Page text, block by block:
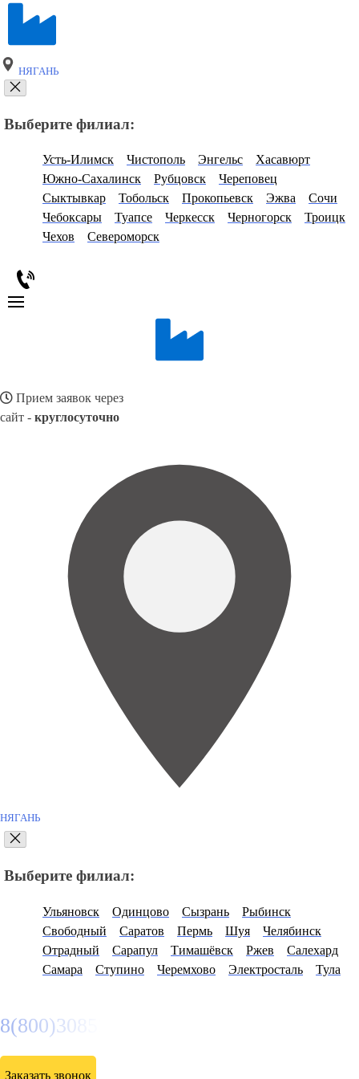
НЯГАНЬ
Выберите филиал:
Усть-Илимск Чистополь Энгельс
Хасавюрт
Южно-Сахалинск
Рубцовск
Череповец
Сыктывкар
Тобольск Прокопьевск Эжва
Сочи
Чебоксары
Туапсе Черкесск Черногорск
Троицк
Чехов
Североморск
Прием заявок через
сайт - круглосуточно
НЯГАНЬ
Выберите филиал:
Ульяновск Одинцово Сызрань
Рыбинск
Свободный
Саратов Пермь Шуя
Челябинск
Отрадный
Сарапул Тимашёвск Ржев
Салехард
Самара
Ступино Черемхово Электросталь Тула
8(800)3085303
Заказать звонок